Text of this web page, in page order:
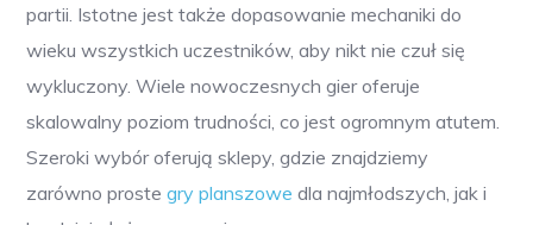
partii. Istotne jest także dopasowanie mechaniki do
wieku wszystkich uczestników, aby nikt nie czuł się
wykluczony. Wiele nowoczesnych gier oferuje
skalowalny poziom trudności, co jest ogromnym atutem.
Szeroki wybór oferują sklepy, gdzie znajdziemy
zarówno prostegry planszowe dla najmłodszych, jak i